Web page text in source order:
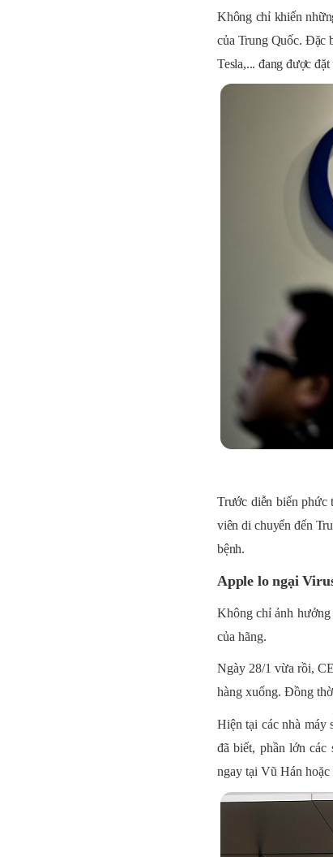
Không chỉ khiến
của Trung Quốc. Đặc
Tesla,... đang được
Trước diễn biến phức
viên di chuyển đến
bệnh.
Apple lo ngại
Không chỉ ảnh hưởng
của hãng.
Ngày 28/1 vừa rồi,
hàng xuống. Đồng
Hiện tại các nhà máy
đã biết, phần lớn các
ngay tại Vũ Hán hoặc